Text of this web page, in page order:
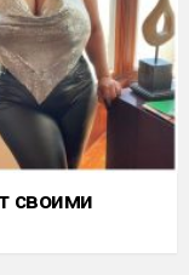
своими